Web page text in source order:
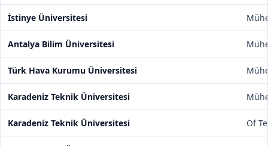
İstinye Üniversitesi
Antalya Bilim Üniversitesi
Türk Hava Kurumu Üniversitesi
Karadeniz Teknik Üniversitesi
Karadeniz Teknik Üniversitesi Of